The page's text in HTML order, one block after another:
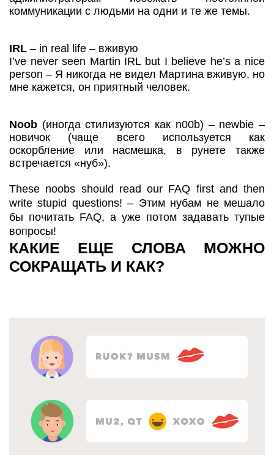
коммуникации с людьми на одни и те же темы.
IRL – in real life – вживую
I’ve never seen Martin IRL but I believe he’s a nice
person – Я никогда не видел Мартина вживую, но
мне кажется, он приятный человек.
Noob (иногда стилизуются как n00b) – newbie –
новичок (чаще всего используется как
оскорбление или насмешка, в рунете также
встречается «нуб»).
These noobs should read our FAQ first and then
write stupid questions! – Этим нубам не мешало
бы почитать FAQ, а уже потом задавать тупые
вопросы!
КАКИЕ ЕЩЕ СЛОВА МОЖНО
СОКРАЩАТЬ И КАК?